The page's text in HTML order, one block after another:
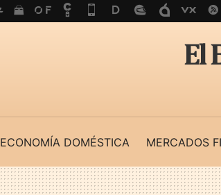
ECONOMÍA DOMÉSTICA MERCADOS